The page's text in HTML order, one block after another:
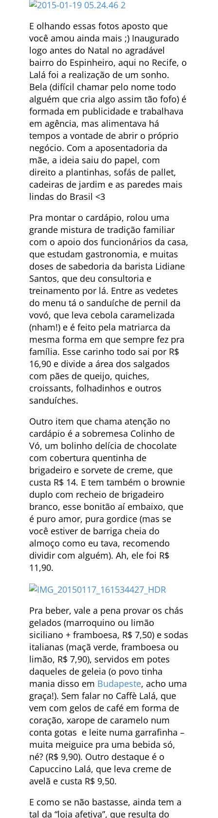
E olhando essas fotos aposto que
você amou ainda mais ;) Inaugurado
logo antes do Natal no agradável
bairro do Espinheiro, aqui no Recife, o
Lalá foi a realização de um sonho.
Bela (difícil chamar pelo nome todo
alguém que cria algo assim tão fofo) é
formada em publicidade e trabalhava
em agência, mas alimentava há
tempos a vontade de abrir o próprio
negócio. Com a aposentadoria da
mãe, a ideia saiu do papel, com
direito a plantinhas, sofás de pallet,
cadeiras de jardim e as paredes mais
lindas do Brasil <3
Pra montar o cardápio, rolou uma
grande mistura de tradição familiar
com o apoio dos funcionários da casa,
que estudam gastronomia, e muitas
doses de sabedoria da barista Lidiane
Santos, que deu consultoria e
treinamento por lá. Entre as vedetes
do menu tá o sanduíche de pernil da
vovó, que leva cebola caramelizada
(nham!) e é feito pela matriarca da
mesma forma em que sempre fez pra
família. Esse carinho todo sai por R$
16,90 e divide a área dos salgados
com pães de queijo, quiches,
croissants, folhadinhos e outros
sanduíches.
Outro item que chama atenção no
cardápio é a sobremesa Colinho de
Vó, um bolinho delícia de chocolate
com cobertura quentinha de
brigadeiro e sorvete de creme, que
custa R$ 14. E tem também o brownie
duplo com recheio de brigadeiro
branco, esse bonitão aí embaixo, que
é puro amor, pura gordice (mas se
você estiver de barriga cheia do
almoço como eu tava, recomendo
dividir com alguém). Ah, ele foi R$
11,90.
Pra beber, vale a pena provar os chás
gelados (marroquino ou limão
siciliano + framboesa, R$ 7,50) e sodas
italianas (maçã verde, framboesa ou
limão, R$ 7,90), servidos em potes
daqueles de geleia (o povo tinha
mania disso em Budapeste, acho uma
graça!). Sem falar no Caffè Lalá, que
vem com gelos de café em forma de
coração, xarope de caramelo num
conta gotas e leite numa garrafinha –
muita meiguice pra uma bebida só,
né? (R$ 9,90). Outro destaque é o
Capuccino Lalá, que leva creme de
avelã e custa R$ 9,50.
E como se não bastasse, ainda tem a
tal da “loja afetiva”, que resulta do